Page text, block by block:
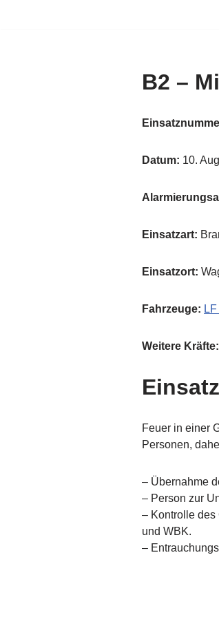
B2 –
Datum: 10.
Einsatzart:
Einsatzort:
Fahrzeuge:
Weitere Kräfte:
Feuer in einer
Personen,
– Übernahme
– Person zur
– Kontrolle des
und WBK.
–